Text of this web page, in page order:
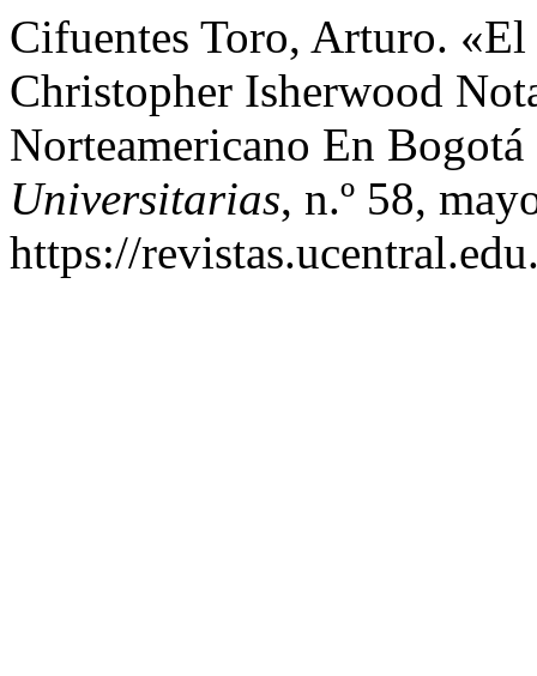
Cifuentes Toro, Arturo.
Christopher Isherwood
Norteamericano En
Universitarias, n.º 58,
https://